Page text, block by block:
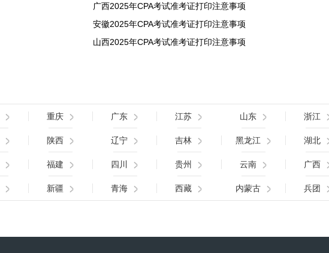
广西2025年CPA考试准考证打印注意事项
安徽2025年CPA考试准考证打印注意事项
山西2025年CPA考试准考证打印注意事项
重庆 广东 江苏 山东 浙江
陕西 辽宁 吉林 黑龙江 湖北
福建 四川 贵州 云南 广西
新疆 青海 西藏 内蒙古 兵团